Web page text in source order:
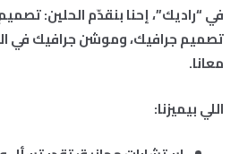
في “راديك”، إحنا بنقدّم الحلين:
تصميم جرافيك، وموشن جرافيك في
معانا.
اللي بيميزنا: